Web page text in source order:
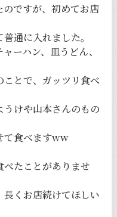
ですが、初めてお店
通に入れました。
ーハン、皿うどん、
とで、ガッツリ食べ
けや山本さんのもの
て食べますww
べたことがありませ
くお店続けてほしい